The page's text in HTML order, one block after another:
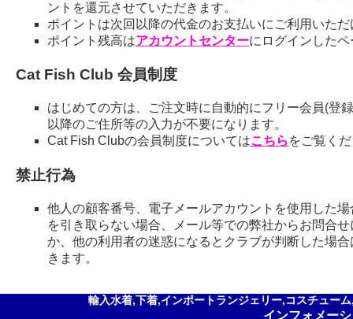
ントを還元させていただきます。
ポイントは次回以降の代金のお支払いにご利用いた
ポイント残高はアカウントセンターにログインした
Cat Fish Club 会員制度
はじめての方は、ご注文時に自動的にフリー会員(登
以降のご住所等の入力が不要になります。
Cat Fish Clubの会員制度についてはこちら をご覧く
禁止行為
他人の顧客番号、電子メールアカウントを使用した
を引き取らない場合、メール等での弊社からお問合
か、他の利用者の迷惑になるとクラブが判断した場
きます。
輸入水着,下着,インポートランジェリー,コスチュー
インフォメー